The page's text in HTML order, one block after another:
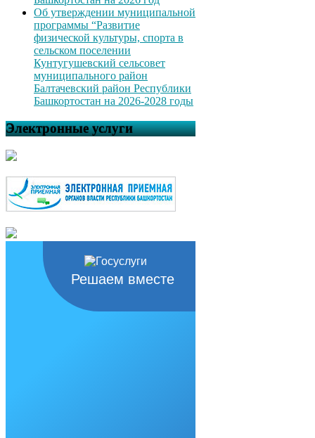
Об утверждении муниципальной
программы “Развитие
физической культуры, спорта в
сельском поселении
Кунтугушевский сельсовет
муниципального район
Балтачевский район Республики
Башкортостан на 2026-2028 годы
Электронные услуги
Решаем вместе